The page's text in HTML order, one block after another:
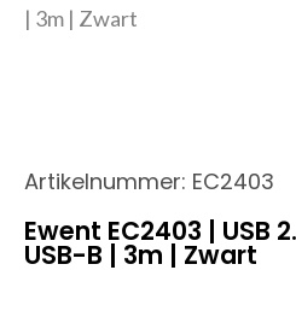
| 3m | Zwart
Artikelnummer: EC2403
Ewent EC2403 | USB
USB-B | 3m | Zwart